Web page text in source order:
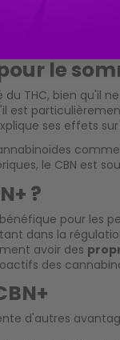
tant qu’il
ou d’effets
le
THC, bien qu'il
est
ses effets
le CBN est
?
pour les
dans la
avoir des
des
d'autres